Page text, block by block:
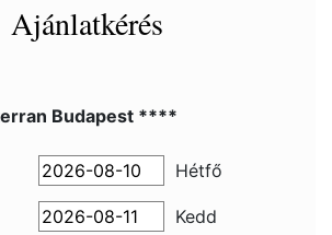
Ajánlatkérés
Budapest ****
Hétfő
Kedd